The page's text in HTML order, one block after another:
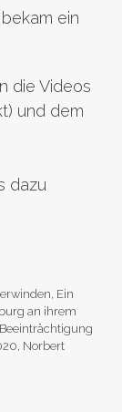
ein
die Videos
und dem
dazu
Ein
an ihrem
Norbert